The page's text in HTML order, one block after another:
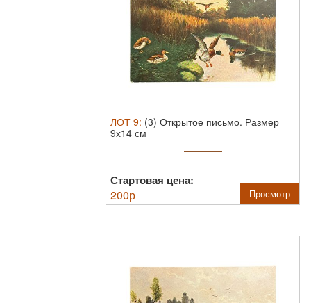
ЛОТ 9: (3) Открытое письмо. Размер
9х14 см
Стартовая цена:
200р Просмотр